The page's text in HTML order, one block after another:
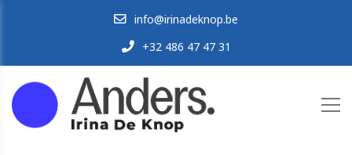
info@irinadeknop.be
+32 486 47 47 31